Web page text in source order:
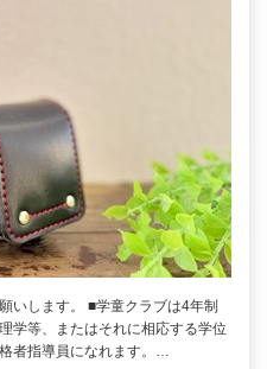
いします。 ■学童クラブは4年制
学等、またはそれに相応する学位
者指導員になれます。…